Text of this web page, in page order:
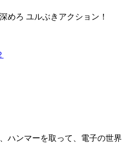
めろ ユルぶきアクション！
ハンマーを取って、電子の世界